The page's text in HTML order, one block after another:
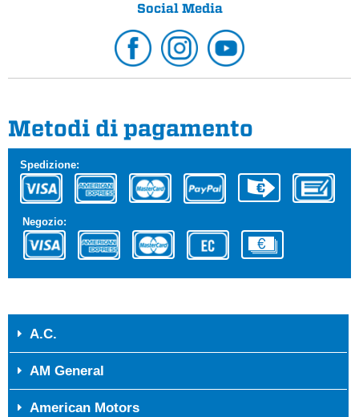
Social Media
Metodi di pagamento
Spedizione:
Negozio:
A.C.
AM General
American Motors